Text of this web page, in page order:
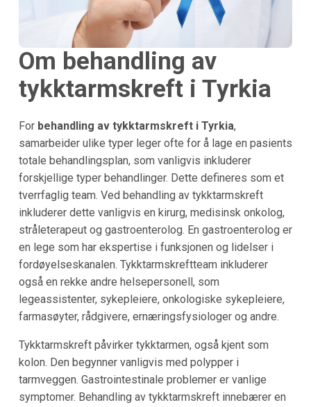
Om behandling av
tykktarmskreft i Tyrkia
For behandling av tykktarmskreft i Tyrkia,
samarbeider ulike typer leger ofte for å lage en pasients
totale behandlingsplan, som vanligvis inkluderer
forskjellige typer behandlinger. Dette defineres som et
tverrfaglig team. Ved behandling av tykktarmskreft
inkluderer dette vanligvis en kirurg, medisinsk onkolog,
stråleterapeut og gastroenterolog. En gastroenterolog er
en lege som har ekspertise i funksjonen og lidelser i
fordøyelseskanalen. Tykktarmskreftteam inkluderer
også en rekke andre helsepersonell, som
legeassistenter, sykepleiere, onkologiske sykepleiere,
farmasøyter, rådgivere, ernæringsfysiologer og andre.
Tykktarmskreft påvirker tykktarmen, også kjent som
kolon. Den begynner vanligvis med polypper i
tarmveggen. Gastrointestinale problemer er vanlige
symptomer. Behandling av tykktarmskreft innebærer en